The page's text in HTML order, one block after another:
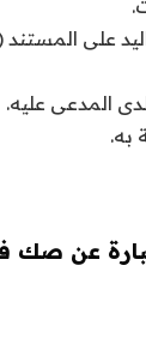
على المستند
المدعى عليه.
به.
عن صك